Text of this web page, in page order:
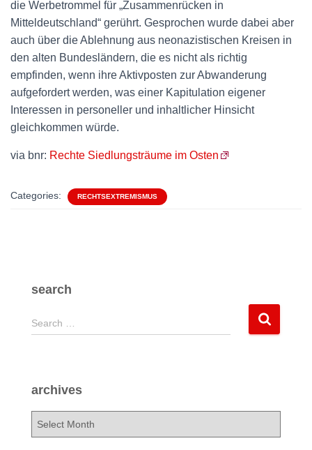
die Werbetrommel für „Zusammenrücken in
Mitteldeutschland“ gerührt. Gesprochen wurde dabei aber
auch über die Ablehnung aus neonazistischen Kreisen in
den alten Bundesländern, die es nicht als richtig
empfinden, wenn ihre Aktivposten zur Abwanderung
aufgefordert werden, was einer Kapitulation eigener
Interessen in personeller und inhaltlicher Hinsicht
gleichkommen würde.
via bnr: Rechte Siedlungsträume im Osten
Categories: RECHTSEXTREMISMUS
search
S
e
h
f
r
Search …
archives